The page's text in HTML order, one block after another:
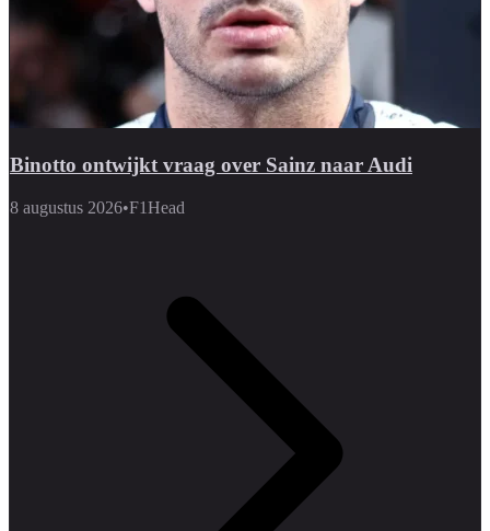
Binotto ontwijkt vraag over Sainz naar Audi
8 augustus 2026•F1Head